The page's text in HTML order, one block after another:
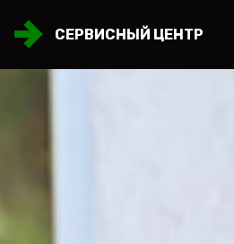
СЕРВИСНЫЙ ЦЕНТР